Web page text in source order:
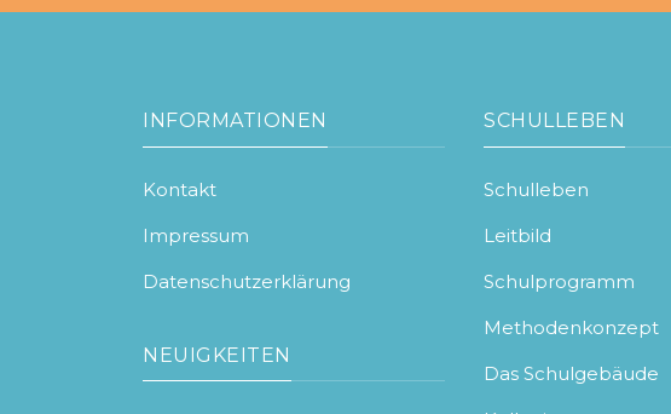
INFORMATIONEN
Kontakt
Impressum
Datenschutzerklärung
NEUIGKEITEN
SCHULLEBEN
Schulleben
Leitbild
Schulprogramm
Methodenkonzept
Das Schulgebäude